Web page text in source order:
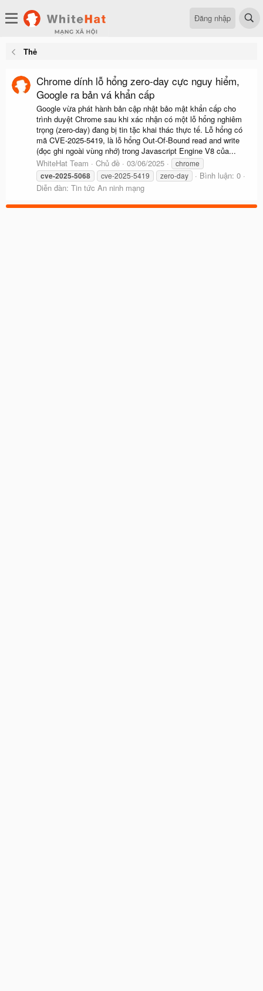
Đăng nhập
Thẻ
Chrome dính lỗ hổng zero-day cực nguy hiểm,
Google ra bản vá khẩn cấp
Google vừa phát hành bản cập nhật bảo mật khẩn cấp cho
trình duyệt Chrome sau khi xác nhận có một lỗ hổng nghiêm
trọng (zero-day) đang bị tin tặc khai thác thực tế. Lỗ hổng có
mã CVE-2025-5419, là lỗ hổng Out-Of-Bound read and write
(đọc ghi ngoài vùng nhớ) trong Javascript Engine V8 của...
WhiteHat Team
Chủ đề 03/06/2025 chrome
cve-2025-5068 cve-2025-5419 zero-day
Bình luận: 0
Diễn đàn: Tin tức An ninh mạng